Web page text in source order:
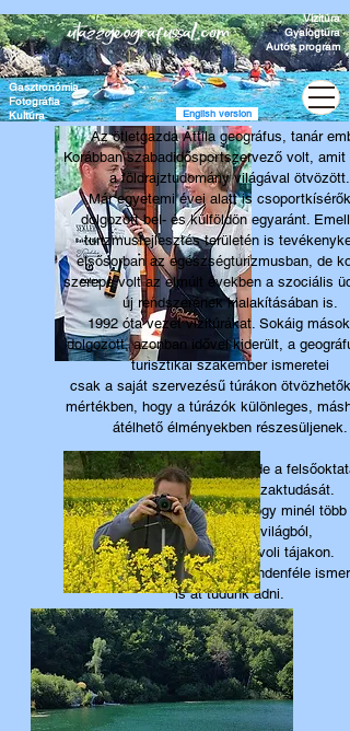
Gasztronómia
Fotográfia
Kultúra
English version
Vízitúra
Gyalogtúra
Autós program
Az ötletgazda Attila geográfus, tanár
Korábban szabadidősportszervező volt, amit
a földrajztudomány világával ötvözött.
Már egyetemi évei alatt is
dolgozott bel- és külföldön egyaránt.
turizmusfejlesztés területén is
elsősorban az egészségturizmusban, de
szerepe volt az elmúlt években a szociális
új rendszerének kialakításában is.
1992 óta vezet vízitúrákat. Sokáig
dolgozott, azonban idővel kiderült, a
turisztikai szakember ismeretei
csak a saját szervezésű túrákon ötvözhetők
mértékben, hogy a túrázók különleges,
átélhető élményekben részesüljenek.
A geográfus közel két évtizede a
igyekszik átörökíteni szaktudását.
Természetesen a fő célunk, hogy minél több
megmutassunk a világból,
akár idehaza, akár távoli tájakon.
És közben az sem baj, ha mindenféle
is át tudunk adni.